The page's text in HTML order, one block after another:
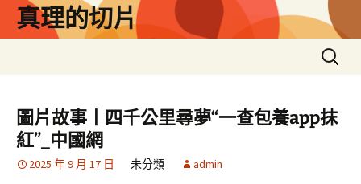
真理的切片
搜
尋
鍵
字:
圖片故事丨四千公里尋夢“一查包養app抹
紅”_中國網
2025 年 9 月 17 日 未分類 admin